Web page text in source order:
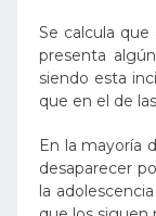
Se calcula
presenta
siendo esta
que en el de
En la mayoría
desaparecer
la